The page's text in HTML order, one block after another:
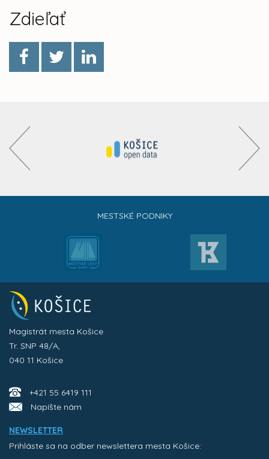
Zdieľať
MESTSKÉ PODNIKY
Magistrát mesta Košice
Tr. SNP 48/A,
040 11 Košice
+421 55 6419 111
Napíšte nám
NEWSLETTER
Prihláste sa na odber newslettera mesta Košice: